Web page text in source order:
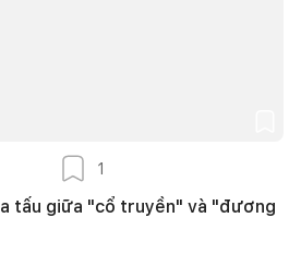
1
tấu giữa "cổ truyền" và "đương